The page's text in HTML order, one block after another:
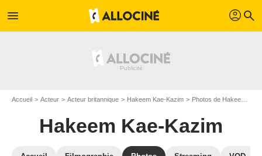
menu profil search
Accueil Acteur Acteur britannique Hakeem Kae-Kazim Photos de Hakeem Kae-Kazim
Hakeem Kae-Kazim